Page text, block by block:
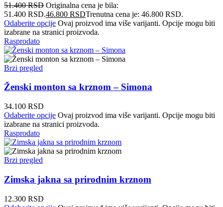
51.400RSD Originalna cena je bila:
51.400 RSD.46.800 RSDTrenutna cena je: 46.800 RSD.
Odaberite opcije Ovaj proizvod ima više varijanti. Opcije mogu biti
izabrane na stranici proizvoda.
Rasprodato
Brzi pregled
Ženski monton sa krznom – Simona
34.100 RSD
Odaberite opcije Ovaj proizvod ima više varijanti. Opcije mogu biti
izabrane na stranici proizvoda.
Rasprodato
Brzi pregled
Zimska jakna sa prirodnim krznom
12.300 RSD